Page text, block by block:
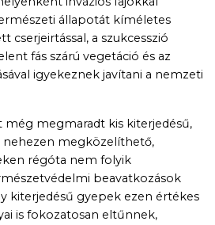
állapotát kíméletes
cserjeirtással, a szukcesszió
fás szárú vegetáció és az
igyekeznek javítani a nemzeti
megmaradt kis kiterjedésű,
megközelíthető,
régóta nem folyik
beavatkozások
kiterjedésű gyepek ezen értékes
is fokozatosan eltűnnek,